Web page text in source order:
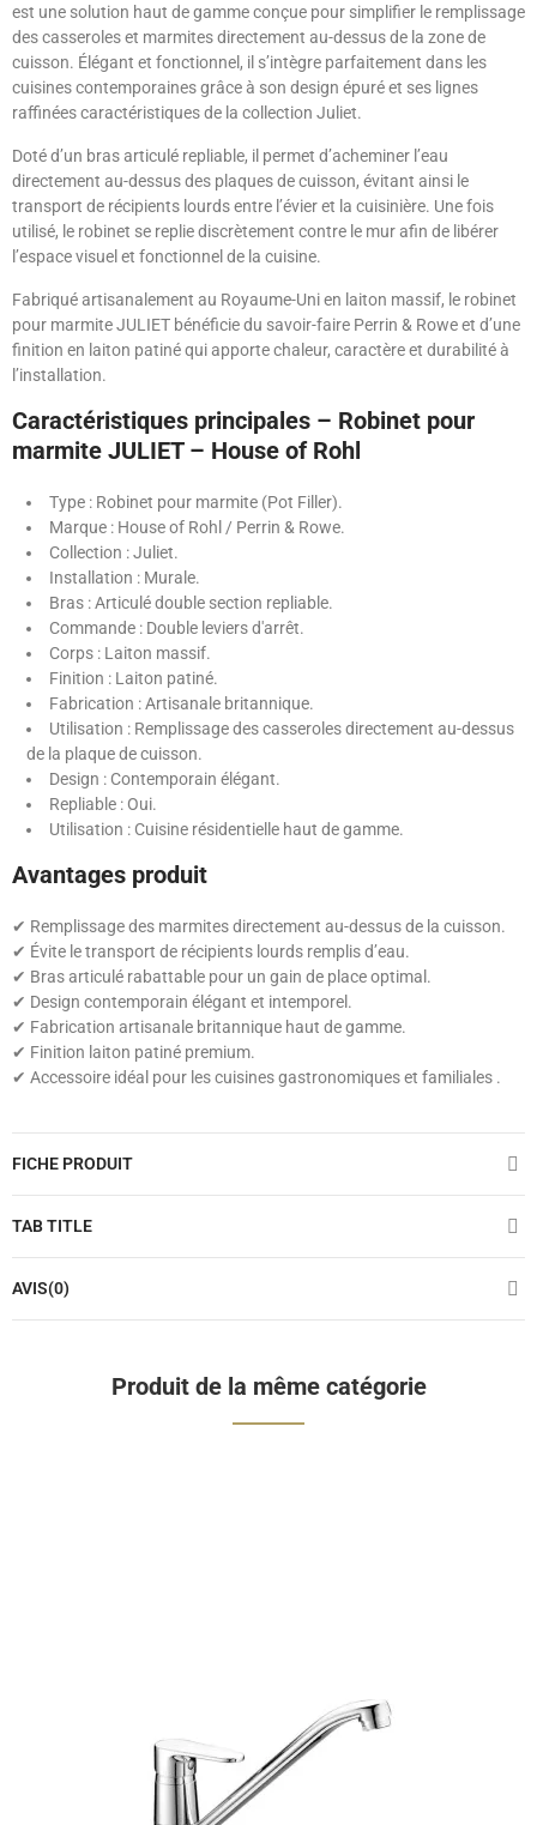
est une solution haut de gamme conçue pour simplifier le remplissage
des casseroles et marmites directement au-dessus de la zone de
cuisson. Élégant et fonctionnel, il s’intègre parfaitement dans les
cuisines contemporaines grâce à son design épuré et ses lignes
raffinées caractéristiques de la collection Juliet.
Doté d’un bras articulé repliable, il permet d’acheminer l’eau
directement au-dessus des plaques de cuisson, évitant ainsi le
transport de récipients lourds entre l’évier et la cuisinière. Une fois
utilisé, le robinet se replie discrètement contre le mur afin de libérer
l’espace visuel et fonctionnel de la cuisine.
Fabriqué artisanalement au Royaume-Uni en laiton massif, le robinet
pour marmite JULIET bénéficie du savoir-faire Perrin & Rowe et d’une
finition en laiton patiné qui apporte chaleur, caractère et durabilité à
l’installation.
Caractéristiques principales – Robinet pour
marmite JULIET – House of Rohl
Type : Robinet pour marmite (Pot Filler).
Marque : House of Rohl / Perrin & Rowe.
Collection : Juliet.
Installation : Murale.
Bras : Articulé double section repliable.
Commande : Double leviers d'arrêt.
Corps : Laiton massif.
Finition : Laiton patiné.
Fabrication : Artisanale britannique.
Utilisation : Remplissage des casseroles directement au-dessus
de la plaque de cuisson.
Design : Contemporain élégant.
Repliable : Oui.
Utilisation : Cuisine résidentielle haut de gamme.
Avantages produit
✔ Remplissage des marmites directement au-dessus de la cuisson.
✔ Évite le transport de récipients lourds remplis d’eau.
✔ Bras articulé rabattable pour un gain de place optimal.
✔ Design contemporain élégant et intemporel.
✔ Fabrication artisanale britannique haut de gamme.
✔ Finition laiton patiné premium.
✔ Accessoire idéal pour les cuisines gastronomiques et familiales .
FICHE PRODUIT
TAB TITLE
AVIS(0)
Produit de la même catégorie